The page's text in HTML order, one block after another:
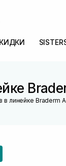
в линейке Braderm